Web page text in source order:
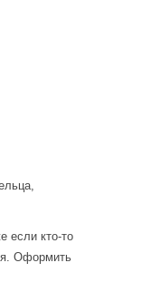
если кто-то
Оформить